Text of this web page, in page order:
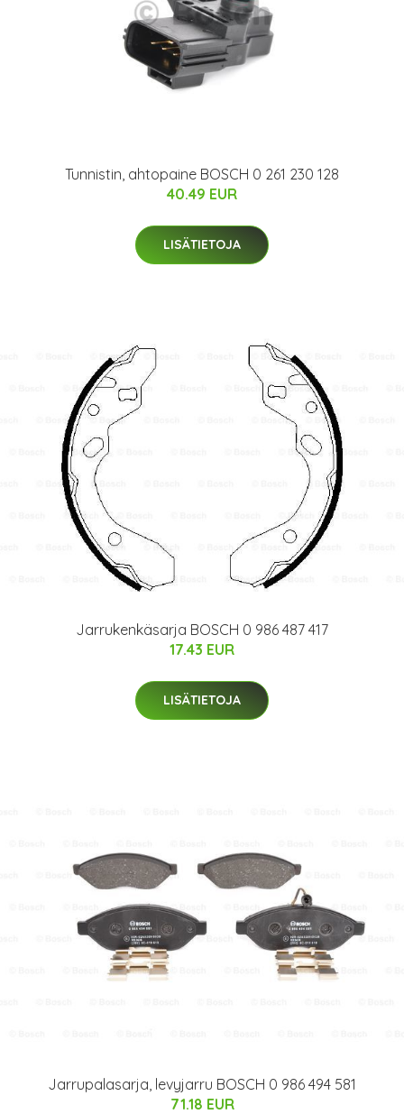
Tunnistin, ahtopaine BOSCH 0 261 230 128
40.49 EUR
LISÄTIETOJA
Jarrukenkäsarja BOSCH 0 986 487 417
17.43 EUR
LISÄTIETOJA
Jarrupalasarja, levyjarru BOSCH 0 986 494 581
71.18 EUR